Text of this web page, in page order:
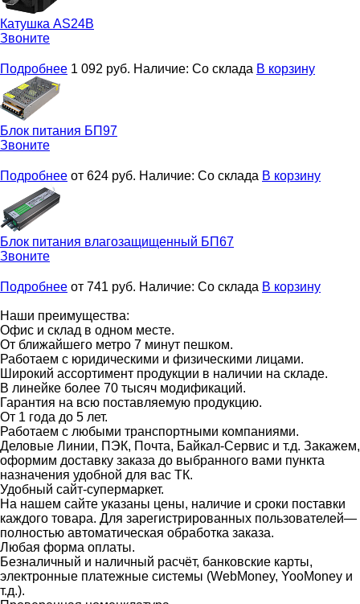
Катушка AS24B
Звоните
Подробнее 1 092 руб. Наличие: Со склада В корзину
Блок питания БП97
Звоните
Подробнее от 624 руб. Наличие: Со склада В корзину
Блок питания влагозащищенный БП67
Звоните
Подробнее от 741 руб. Наличие: Со склада В корзину
Наши преимущества:
Офис и склад в одном месте.
От ближайшего метро 7 минут пешком.
Работаем с юридическими и физическими лицами.
Широкий ассортимент продукции в наличии на складе.
В линейке более 70 тысяч модификаций.
Гарантия на всю поставляемую продукцию.
От 1 года до 5 лет.
Работаем с любыми транспортными компаниями.
Деловые Линии, ПЭК, Почта, Байкал-Сервис и т.д. Закажем,
оформим доставку заказа до выбранного вами пункта
назначения удобной для вас ТК.
Удобный сайт-супермаркет.
На нашем сайте указаны цены, наличие и сроки поставки
каждого товара. Для зарегистрированных пользователей—
полностью автоматическая обработка заказа.
Любая форма оплаты.
Безналичный и наличный расчёт, банковские карты,
электронные платежные системы (WebMoney, YooMoney и
т.д.).